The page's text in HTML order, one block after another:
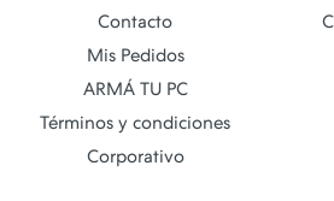
Contacto
Mis Pedidos
ARMÁ TU PC
Términos y condiciones
Corporativo